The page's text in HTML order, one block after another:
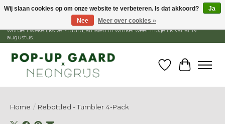
1 - 15 augustus is de winkel gesloten, webshop blijft open. Bestellingen
worden wekelijks verstuurd, afhalen in winkel weer mogelijk vanaf 19
augustus.
Verlanglijst
Home / Rebottled - Tumbler 4-Pack
Wij slaan cookies op om onze website te verbeteren. Is dat akkoord?
Ja
Nee
Meer over cookies »